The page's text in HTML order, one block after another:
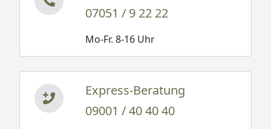
07051 / 9 22 22
Mo-Fr. 8-16 Uhr
Express-Beratung
09001 / 40 40 40